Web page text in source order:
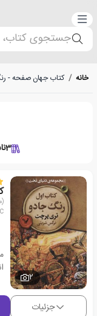
دسته‌بندی
جستجوی کتاب،
خانه / کتاب جهان صفحه -
3
2
جزئیات